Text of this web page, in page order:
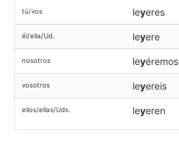
tú/vos leyeres
él/ella/Ud. leyere
nosotros leyéremos
vosotros leyereis
ellos/ellas/Uds. leyeren